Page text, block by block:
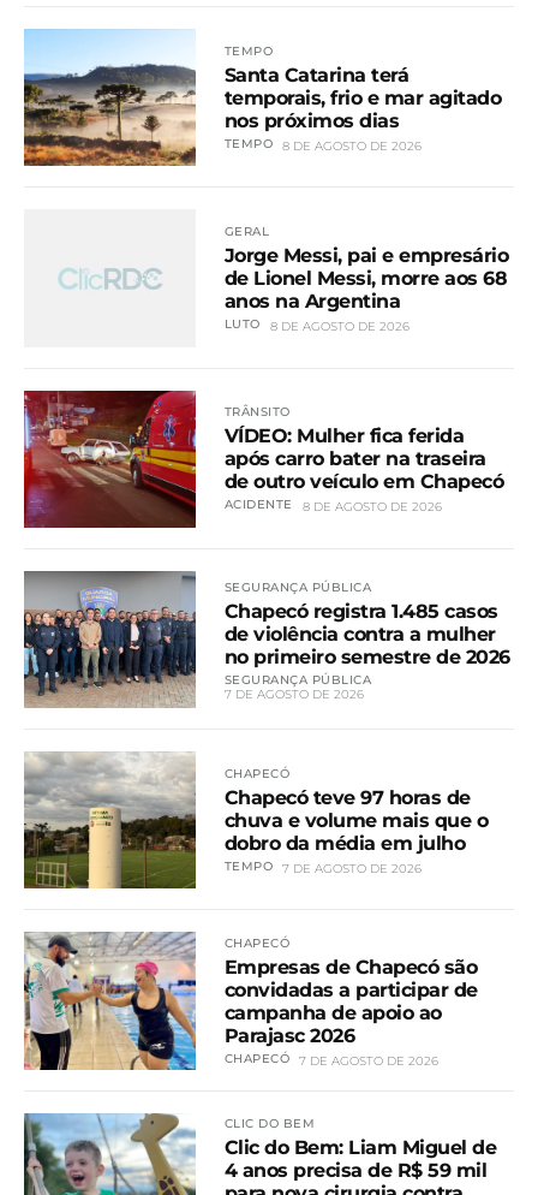
TEMPO
Santa Catarina terá
temporais, frio e mar agitado
nos próximos dias
TEMPO 8 DE AGOSTO DE 2026
GERAL
Jorge Messi, pai e empresário
de Lionel Messi, morre aos 68
anos na Argentina
LUTO 8 DE AGOSTO DE 2026
TRÂNSITO
VÍDEO: Mulher fica ferida
após carro bater na traseira
de outro veículo em Chapecó
ACIDENTE 8 DE AGOSTO DE 2026
SEGURANÇA PÚBLICA
Chapecó registra 1.485 casos
de violência contra a mulher
no primeiro semestre de 2026
SEGURANÇA PÚBLICA
7 DE AGOSTO DE 2026
CHAPECÓ
Chapecó teve 97 horas de
chuva e volume mais que o
dobro da média em julho
TEMPO 7 DE AGOSTO DE 2026
CHAPECÓ
Empresas de Chapecó são
convidadas a participar de
campanha de apoio ao
Parajasc 2026
CHAPECÓ 7 DE AGOSTO DE 2026
CLIC DO BEM
Clic do Bem: Liam Miguel de
4 anos precisa de R$ 59 mil